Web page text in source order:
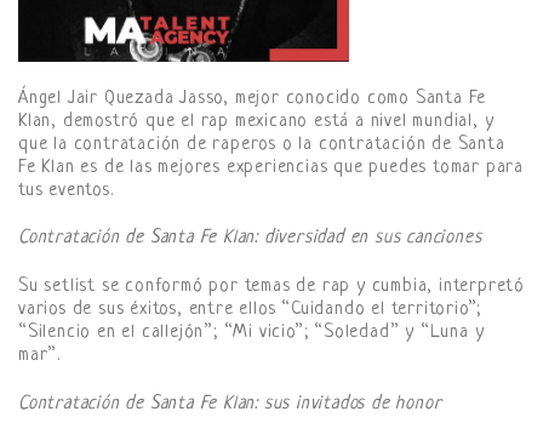
Ángel Jair Quezada Jasso, mejor conocido como Santa Fe
Klan, demostró que el rap mexicano está a nivel mundial, y
que la contratación de raperos o la contratación de Santa
Fe Klan es de las mejores experiencias que puedes tomar para
tus eventos.
Contratación de Santa Fe Klan: diversidad en sus canciones
Su setlist se conformó por temas de rap y cumbia, interpretó
varios de sus éxitos, entre ellos “Cuidando el territorio”;
“Silencio en el callejón”; “Mi vicio”; “Soledad” y “Luna y
mar”.
Contratación de Santa Fe Klan: sus invitados de honor